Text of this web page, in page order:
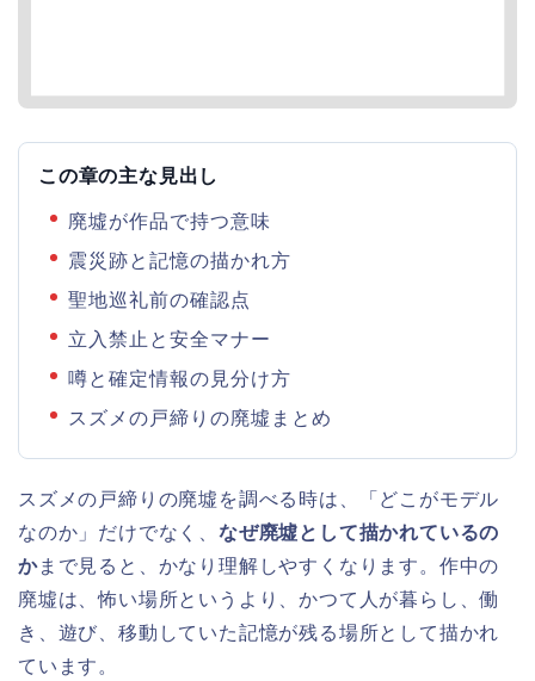
この章の主な見出し
廃墟が作品で持つ意味
震災跡と記憶の描かれ方
聖地巡礼前の確認点
立入禁止と安全マナー
噂と確定情報の見分け方
スズメの戸締りの廃墟まとめ
スズメの戸締りの廃墟を調べる時は、「どこがモデル
なのか」だけでなく、なぜ廃墟として描かれているの
かまで見ると、かなり理解しやすくなります。作中の
廃墟は、怖い場所というより、かつて人が暮らし、働
き、遊び、移動していた記憶が残る場所として描かれ
ています。